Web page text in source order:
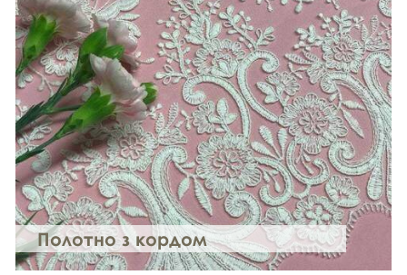
Полотно з кордом